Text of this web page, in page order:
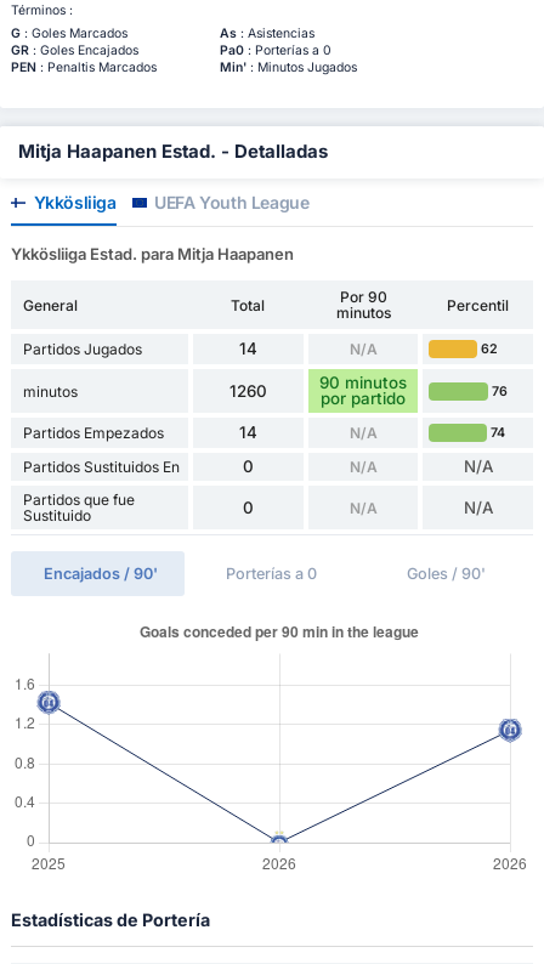
Términos :
G: Goles Marcados As: Asistencias
GR: Goles Encajados Pa0: Porterías a 0
PEN : Penaltis Marcados Min': Minutos Jugados
Mitja Haapanen Estad. - Detalladas
Ykkösliiga UEFA Youth League
Ykkösliiga Estad. para Mitja Haapanen
General Total
Por 90
minutos
Percentil
Partidos Jugados 14 N/A 62
minutos 1260
90 minutos
por partido
76
Partidos Empezados 14 N/A 74
Partidos Sustituidos En 0 N/A N/A
Partidos que fue
Sustituido
0 N/A N/A
Encajados / 90' Porterías a 0 Goles / 90'
Estadísticas de Portería